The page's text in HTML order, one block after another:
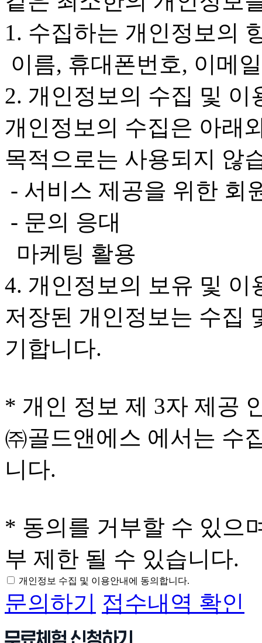
1. 수집하는 개인정보의
이름, 휴대폰번호, 이메
2. 개인정보의 수집 및 이
개인정보의 수집은 아래
목적으로는 사용되지 않
- 서비스 제공을 위한 회
- 문의 응대
마케팅 활용
4. 개인정보의 보유 및 이
저장된 개인정보는 수집
기합니다.
* 개인 정보 제 3자 제공
㈜골드앤에스 에서는 수
니다.
* 동의를 거부할 수 있으
부 제한 될 수 있습니다.
개인정보 수집 및 이용안내에 동의합니다.
문의하기 접수내역 확인